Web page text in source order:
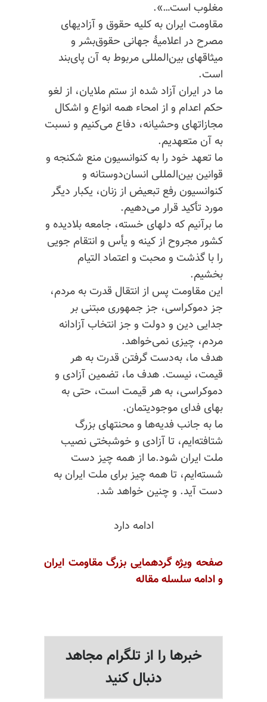
مغلوب است…».
مقاومت ایران به کلیه حقوق و آزادیهای
مصرح در اعلامیهٔ جهانی حقوق‌بشر و
میثاقهای بین‌المللی مربوط به آن پای‌بند
است.
ما در ایران آزاد شده از ستم ملایان، از لغو
حکم اعدام و از امحاء همه انواع و اشکال
مجازاتهای وحشیانه، دفاع می‌کنیم و نسبت
به آن متعهدیم.
ما تعهد خود را به کنوانسیون منع شکنجه و
قوانین بین‌المللی انسان‌دوستانه و
کنوانسیون رفع تبعیض از زنان، یکبار دیگر
مورد تأکید قرار می‌دهیم.
ما برآنیم که دلهای خسته، جامعه بلادیده و
کشور مجروح از کینه و یأس و انتقام جویی
را با گذشت و محبت و اعتماد التیام
بخشیم.
این مقاومت پس از انتقال قدرت به مردم،
جز دموکراسی، جز جمهوری مبتنی بر
جدایی دین و دولت و جز انتخاب آزادانه
مردم، چیزی نمی‌خواهد.
هدف ما، به‌دست گرفتن قدرت به هر
قیمت، نیست. هدف ما، تضمین آزادی و
دموکراسی، به هر قیمت است، حتی به
بهای فدای موجودیتمان.
ما به جانب فدیه‌ها و محنتهای بزرگ
شتافته‌ایم، تا آزادی و خوشبختی نصیب
ملت ایران شود.ما از همه چیز دست
شسته‌ایم، تا همه چیز برای ملت ایران به
دست آید. و چنین خواهد شد.
ادامه دارد
صفحه ویژه گردهمایی بزرگ مقاومت ایران
و ادامه سلسله مقاله
خبرها را از تلگرام مجاهد
دنبال کنید